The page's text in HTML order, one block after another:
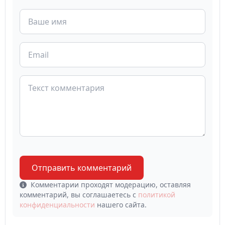
Отправить комментарий
Комментарии проходят модерацию, оставляя
комментарий, вы соглашаетесь с политикой
конфиденциальности нашего сайта.